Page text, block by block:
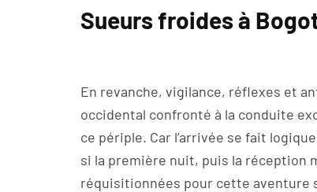
Sueurs froides à
En revanche, vigilance, réflexes et
occidental confronté à la conduite
ce périple. Car l’arrivée se fait
si la première nuit, puis la réception
réquisitionnées pour cette aventure